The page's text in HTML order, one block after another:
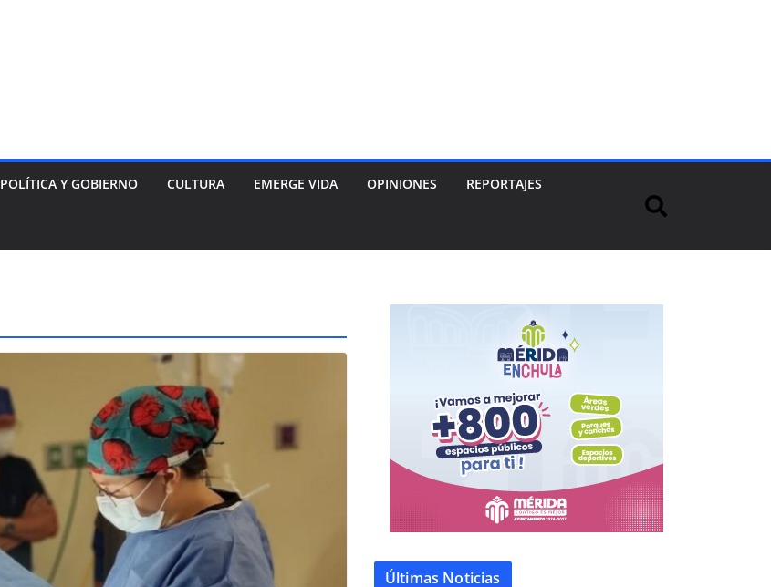
POLÍTICA Y GOBIERNO CULTURA EMERGE VIDA OPINIONES REPORTAJES
Últimas Noticias